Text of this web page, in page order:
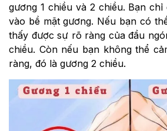
gương 1 chiều và 2 chiều. Bạn
vào bề mặt gương. Nếu bạn có
thấy được sự rõ ràng của đầu
chiều. Còn nếu bạn không thể
ràng, đó là gương 2 chiều.